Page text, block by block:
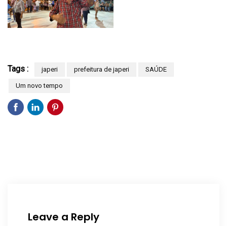
Tags : japeri prefeitura de japeri SAÚDE
Um novo tempo
Leave a Reply